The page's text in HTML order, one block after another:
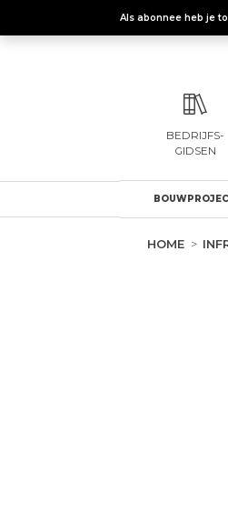
Als abonnee heb je
BEDRIJFS-
GIDSEN
HOME